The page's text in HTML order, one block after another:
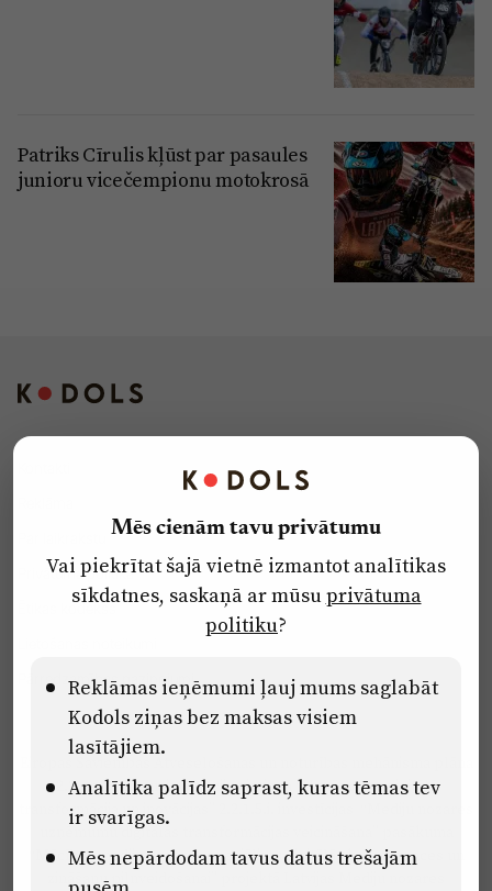
Patriks Cīrulis kļūst par pasaules
junioru vicečempionu motokrosā
Privātuma politika
Ētikas kodekss
Pārredzamības paziņojumi
Eiropas Savienības Atveseļošanas un noturības mehānisma plāna
2.2. reformu un investīciju virziena “Uzņēmumu digitālā
transformācija un inovācijas” 2.2.1.5.i. investīcijas “Mediju nozares
uzņēmumu digitālās transformācijas veicināšana” pasākuma
“Mācības mediju nozares speciālistu digitālās kompetences un
zināšanu pilnveidošanai” projektā Latvijas Mediju nozares
Mēs cienām tavu privātumu
Vai piekrītat šajā vietnē izmantot analītikas
sīkdatnes, saskaņā ar mūsuprivātuma
politiku?
Reklāmas ieņēmumi ļauj mums saglabāt
Kodols ziņas bez maksas visiem
lasītājiem.
Analītika palīdz saprast, kuras tēmas tev
ir svarīgas.
Mēs nepārdodam tavus datus trešajām